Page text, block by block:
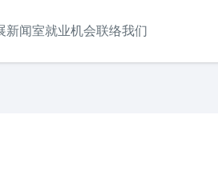
新闻室就业机会联络我们